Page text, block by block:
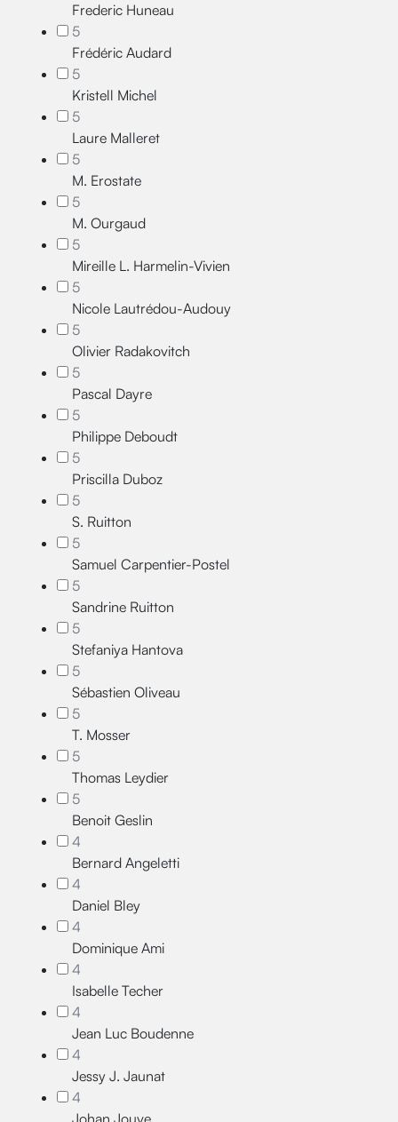
Frederic Huneau
5
Frédéric Audard
5
Kristell Michel
5
Laure Malleret
5
M. Erostate
5
M. Ourgaud
5
Mireille L. Harmelin-Vivien
5
Nicole Lautrédou-Audouy
5
Olivier Radakovitch
5
Pascal Dayre
5
Philippe Deboudt
5
Priscilla Duboz
5
S. Ruitton
5
Samuel Carpentier-Postel
5
Sandrine Ruitton
5
Stefaniya Hantova
5
Sébastien Oliveau
5
T. Mosser
5
Thomas Leydier
5
Benoit Geslin
4
Bernard Angeletti
4
Daniel Bley
4
Dominique Ami
4
Isabelle Techer
4
Jean Luc Boudenne
4
Jessy J. Jaunat
4